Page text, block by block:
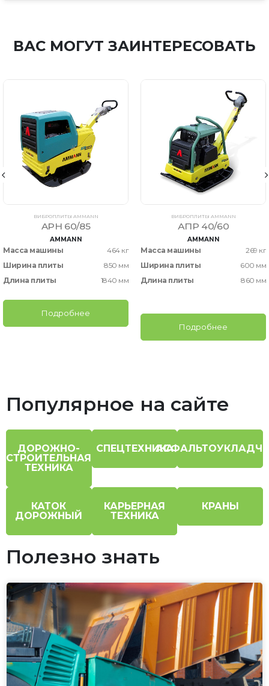
ВАС МОГУТ ЗАИНТЕРЕСОВАТЬ
ВИБРОПЛИТЫ AMMANN
APH 60/85
AMMANN
Масса машины
464 кг
Ширина плиты
850 мм
Длина плиты
1840 мм
Подробнее
ВИБРОПЛИТЫ AMMANN
АПР 40/60
AMMANN
Масса машины
269 кг
Ширина плиты
600 мм
Длина плиты
860 мм
Подробнее
Популярное на сайте
ДОРОЖНО-
СТРОИТЕЛЬНАЯ
ТЕХНИКА
СПЕЦТЕХНИКА
КАТОК
ДОРОЖНЫЙ
КАРЬЕРНАЯ
ТЕХНИКА
КРАНЫ
Полезно знать